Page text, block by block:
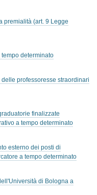
premialità (art. 9 Legge
determinato
professoresse straordinari
finalizzate
a tempo determinato
esterno dei posti di
a tempo determinato
di Bologna a